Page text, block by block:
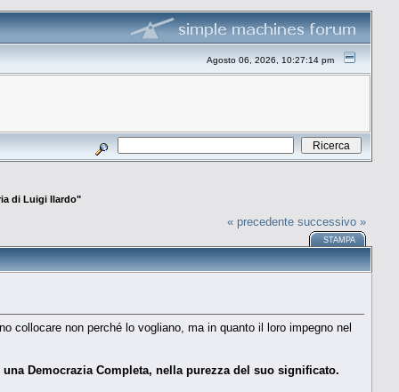
Agosto 06, 2026, 10:27:14 pm
di Luigi Ilardo"
« precedente successivo »
STAMPA
collocare non perché lo vogliano, ma in quanto il loro impegno nel
Democrazia Completa, nella purezza del suo significato.